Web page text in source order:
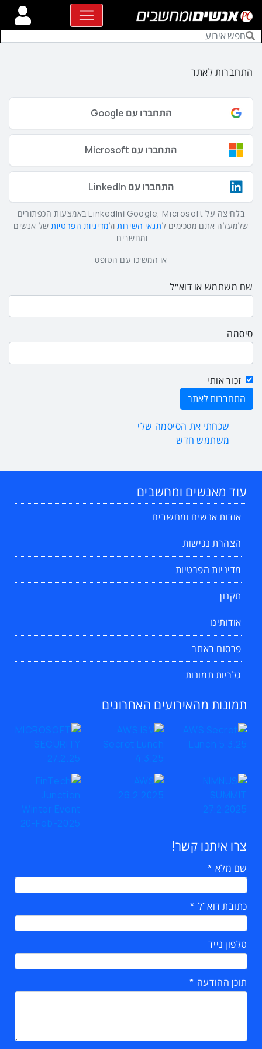
התחברות לאתר
התחברו עם Google
התחברו עם Microsoft
התחברו עם LinkedIn
בלחיצה על Google, Microsoft וLinkedIn באמצעות הכפתורים
שלמעלה אתם מסכימים לתנאי השירותולמדיניות הפרטיותשל אנשים
ומחשבים.
או המשיכו עם הטופס
שם משתמש או דוא״ל
סיסמה
זכור אותי
שכחתי את הסיסמה שלי
משתמש חדש
עוד מאנשים ומחשבים
אודות אנשים ומחשבים
הצהרת נגישות
מדיניות הפרטיות
תקנון
אודותינו
פרסום באתר
גלריות תמונות
תמונות מהאירועים האחרונים
צרו איתנו קשר!
שם מלא
כתובת דוא"ל
טלפון נייד
תוכן ההודעה